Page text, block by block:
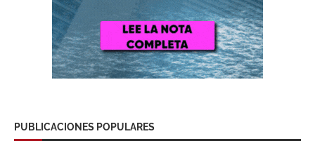
PUBLICACIONES POPULARES